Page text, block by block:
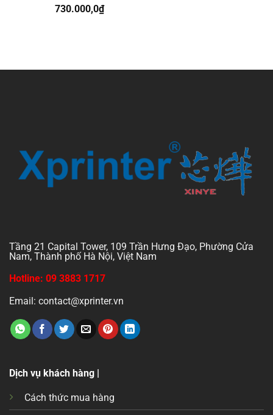
730.000,0₫
Tầng 21 Capital Tower, 109 Trần Hưng Đạo, Phường Cửa
Nam, Thành phố Hà Nội, Việt Nam
Hotline: 09 3883 1717
Email: contact@xprinter.vn
Dịch vụ khách hàng |
Cách thức mua hàng